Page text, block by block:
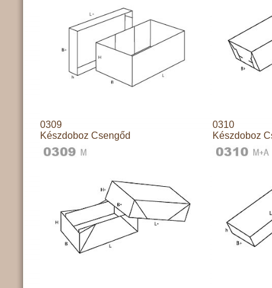
0309
Készdoboz Csengőd
0310
Készdoboz